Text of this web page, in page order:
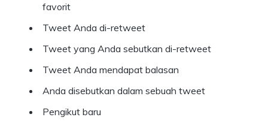
favorit
Tweet Anda di-retweet
Tweet yang Anda sebutkan di-retweet
Tweet Anda mendapat balasan
Anda disebutkan dalam sebuah tweet
Pengikut baru